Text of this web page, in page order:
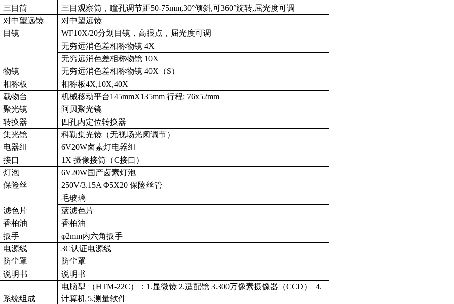
三目筒
三目观察筒，瞳孔调节距50-75mm,30°倾斜,可360°旋转,屈光度可调
对中望远镜
对中望远镜
目镜
WF10X/20分划目镜，高眼点，屈光度可调
物镜
无穷远消色差相称物镜 4X
无穷远消色差相称物镜 10X
无穷远消色差相称物镜 40X（S）
相称板
相称板4X,10X,40X
载物台
机械移动平台145mmX135mm 行程: 76x52mm
聚光镜
阿贝聚光镜
转换器
四孔内定位转换器
集光镜
科勒集光镜（无视场光阑调节）
电器组
6V20W卤素灯电器组
接口
1X摄像接筒（C接口）
灯泡
6V20W国产卤素灯泡
保险丝
250V/3.15A Φ5X20保险丝管
滤色片
毛玻璃
蓝滤色片
香柏油
香柏油
扳手
φ2mm内六角扳手
电源线
3C认证电源线
防尘罩
防尘罩
说明书
说明书
系统组成
电脑型 （HTM-22C） ： 1.显微镜 2.适配镜 3.300万像素摄像器 （CCD） 4.
计算机 5.测量软件